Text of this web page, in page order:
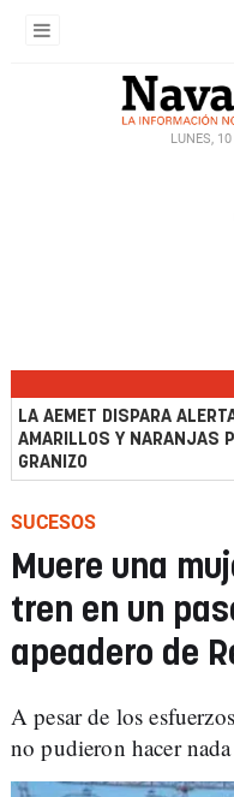
LUNES,
LA AEMET DISPARA
AMARILLOS Y NARANJAS
GRANIZO
SUCESOS
Muere una
tren en un
apeadero de
A pesar de los
no pudieron hacer